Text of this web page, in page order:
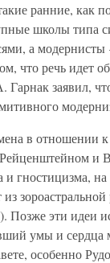
ранние, как
школы типа
а
что речь идет
заявил,
в отношении
и
гностицизма,
Позже эти идеи
умы и
особенно